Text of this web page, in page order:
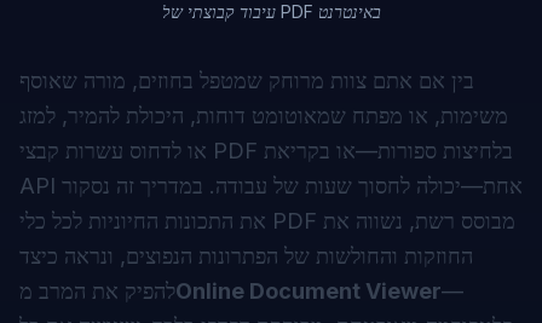
עיבוד קבוצתי של PDF באינטרנט
בין אם אתם צוות מרוחק שמטפל בחוזים, מורה שאוסף
משימות, או מפתח שמאוטומט דוחות, היכולת להמיר, למזג
או לדחוס עשרות קבצי PDF בלחיצות ספורות—או בקריאת
API אחת—יכולה לחסוך שעות של עבודה. במדריך זה נסקור
את התכונות החיוניות לכל כלי PDF מבוסס רשת, נשווה את
החוזקות והחולשות של הפתרונות הנפוצים, ונראה כיצד
להפיק את המרב מOnline Document Viewer—